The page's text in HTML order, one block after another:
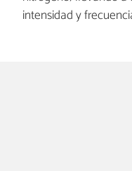
intensidad y